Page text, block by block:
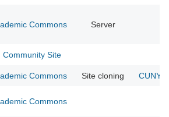
Commons Server
Community Site
Commons Site cloning CUNY
Commons